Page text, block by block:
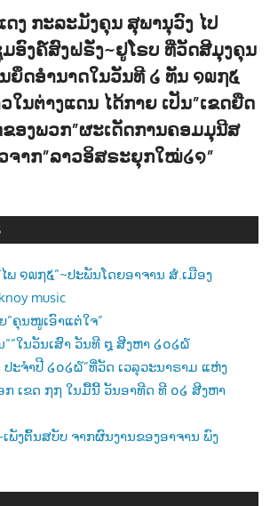
ງ ກະລະມັງຄຸນ ສຸພານຸວົງ ໄປ
ມອົງຄ໌ສົງຝຣັ່ງ~ຢູໂຣບ ທີ່ວັດສີມຸງຄຸນ
ຍຶດອຳນາດໃນວັນທີ ໒ ທັນ ໑໙໗໕
ໃນຕ່າງແດນ ໄດ້ກາຍ ເປັນ”ເຂດຍືດ
ຂອງພວກ”ຜະເດັດການຄອມມຸນີສ
ຈາກ”ລາວອິສຣະຍຸກໃໝ່໒໑”
ພ ໑໙໗໕”~ປະພັນໂດຍອາຈານ ສໍ.ເມືອງ
music
”ຄຸນໜູເອົາແຕ່ໃຈ”
ໃນວັນເສົາ ວັນທີ ໘ ສີງຫາ ໒໐໒໖
ປະຈຳປີ ໒໐໒໖”ທີ່ວັດ ເວລຸວະນາຣາມ ແຫ່ງ
ກ ເຂດ ໗໗ ໃນມື້ນີ້ ວັນອາທີດ ທີ ໐໒ ສີງຫາ
ເພັງຕົ້ນສບັບ ຈາກຜົນງານຂອງອາຈານ ພົງ